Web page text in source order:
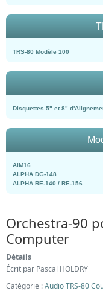
TRS-80 Modèle 100
Disquettes 5" et 8"
AIM16
ALPHA DG-148
ALPHA RE-140 / RE-156
Orchestra-90
Computer
Détails
Écrit par Pascal HOLDRY
Catégorie :Audio TRS-80